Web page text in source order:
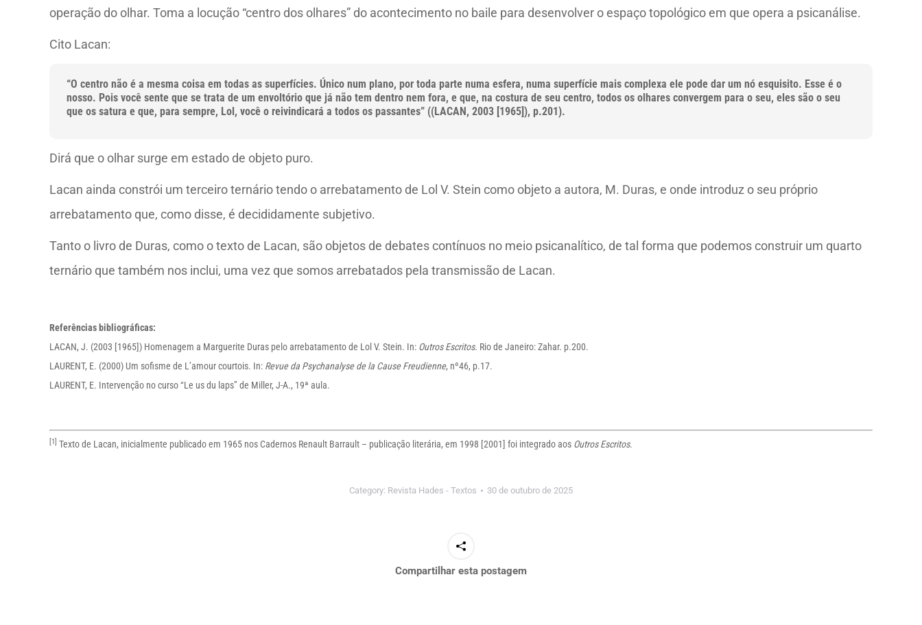
operação do olhar. Toma a locução “centro dos olhares” do acontecimento no baile para desenvolver o espaço topológico em que opera a psicanálise.
Cito Lacan:
“O centro não é a mesma coisa em todas as superfícies. Único num plano, por toda parte numa esfera, numa superfície mais complexa ele pode dar um nó esquisito. Esse é o
nosso. Pois você sente que se trata de um envoltório que já não tem dentro nem fora, e que, na costura de seu centro, todos os olhares convergem para o seu, eles são o seu
que os satura e que, para sempre, Lol, você o reivindicará a todos os passantes” ((LACAN, 2003 [1965]), p.201).
Dirá que o olhar surge em estado de objeto puro.
Lacan ainda constrói um terceiro ternário tendo o arrebatamento de Lol V. Stein como objeto a autora, M. Duras, e onde introduz o seu próprio
arrebatamento que, como disse, é decididamente subjetivo.
Tanto o livro de Duras, como o texto de Lacan, são objetos de debates contínuos no meio psicanalítico, de tal forma que podemos construir um quarto
ternário que também nos inclui, uma vez que somos arrebatados pela transmissão de Lacan.
Referências bibliográficas:
LACAN, J. (2003 [1965]) Homenagem a Marguerite Duras pelo arrebatamento de Lol V. Stein. In: Outros Escritos. Rio de Janeiro: Zahar. p.200.
LAURENT, E. (2000) Um sofisme de L’amour courtois. In: Revue da Psychanalyse de la Cause Freudienne, nº46, p.17.
LAURENT, E. Intervenção no curso “Le us du laps” de Miller, J-A., 19ª aula.
[1] Texto de Lacan, inicialmente publicado em 1965 nos Cadernos Renault Barrault – publicação literária, em 1998 [2001] foi integrado aos Outros Escritos.
Category: Revista Hades - Textos 30 de outubro de 2025
Compartilhar esta postagem